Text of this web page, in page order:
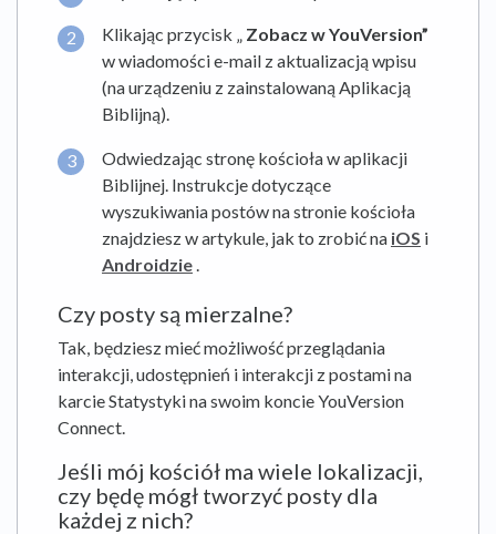
Klikając przycisk „ Zobacz w YouVersion”
w wiadomości e-mail z aktualizacją wpisu
(na urządzeniu z zainstalowaną Aplikacją
Biblijną).
Odwiedzając stronę kościoła w aplikacji
Biblijnej. Instrukcje dotyczące
wyszukiwania postów na stronie kościoła
znajdziesz w artykule, jak to zrobić na iOS i
Androidzie.
Czy posty są mierzalne?
Tak, będziesz mieć możliwość przeglądania
interakcji, udostępnień i interakcji z postami na
karcie Statystyki na swoim koncie YouVersion
Connect.
Jeśli mój kościół ma wiele lokalizacji,
czy będę mógł tworzyć posty dla
każdej z nich?